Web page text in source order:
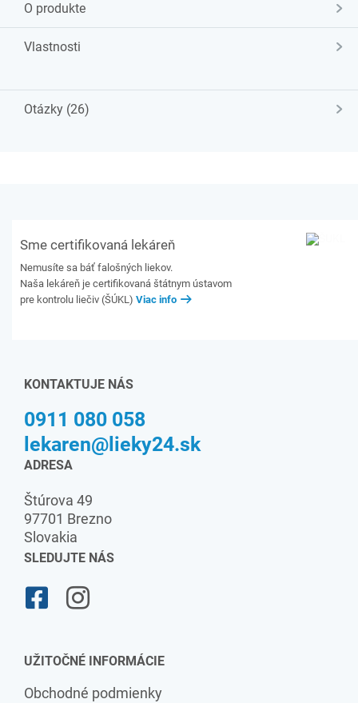
O produkte
Vlastnosti
Otázky (26)
Sme certifikovaná lekáreň
Nemusíte sa báť falošných liekov.
Naša lekáreň je certifikovaná štátnym ústavom
pre kontrolu liečiv (ŠÚKL) Viac info
KONTAKTUJE NÁS
0911 080 058
lekaren@lieky24.sk
ADRESA
Štúrova 49
97701 Brezno
Slovakia
SLEDUJTE NÁS
UŽITOČNÉ INFORMÁCIE
Obchodné podmienky